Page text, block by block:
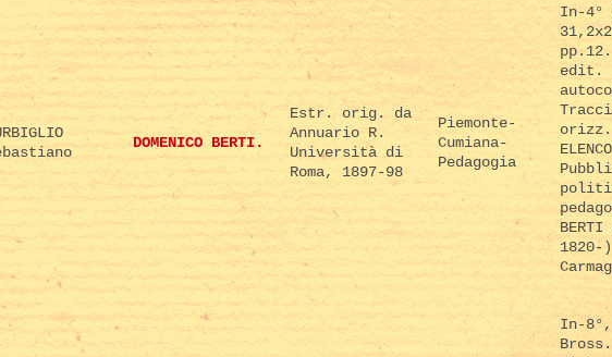
DOMENICO BERTI.
Estr. orig. da
Annuario R.
Università di
Roma, 1897-98
Piemonte-
Cumiana-
Pedagogia
In-4°
edit.
BERTI
In-